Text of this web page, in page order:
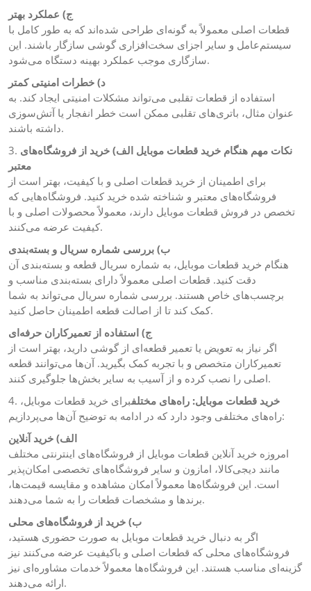
ج) عملکرد بهتر
قطعات اصلی معمولاً به گونه‌ای طراحی شده‌اند که به طور کامل با
سیستم‌عامل و سایر اجزای سخت‌افزاری گوشی سازگار باشند. این
سازگاری موجب عملکرد بهینه دستگاه می‌شود.
د) خطرات امنیتی کمتر
استفاده از قطعات تقلبی می‌تواند مشکلات امنیتی ایجاد کند. به
عنوان مثال، باتری‌های تقلبی ممکن است خطر انفجار یا آتش‌سوزی
داشته باشند.
3.
نکات مهم هنگام خرید قطعات موبایل الف) خرید از فروشگاه‌های
معتبر
برای اطمینان از خرید قطعات اصلی و با کیفیت، بهتر است از
فروشگاه‌های معتبر و شناخته شده خرید کنید. فروشگاه‌هایی که
تخصص در فروش قطعات موبایل دارند، معمولاً محصولات اصلی و با
کیفیت عرضه می‌کنند.
ب) بررسی شماره سریال و بسته‌بندی
هنگام خرید قطعات موبایل، به شماره سریال قطعه و بسته‌بندی آن
دقت کنید. قطعات اصلی معمولاً دارای بسته‌بندی مناسب و
برچسب‌های خاص هستند. بررسی شماره سریال می‌تواند به شما
کمک کند تا از اصالت قطعه اطمینان حاصل کنید.
ج) استفاده از تعمیرکاران حرفه‌ای
اگر نیاز به تعویض یا تعمیر قطعه‌ای از گوشی دارید، بهتر است از
تعمیرکاران متخصص و با تجربه کمک بگیرید. آن‌ها می‌توانند قطعه
اصلی را نصب کرده و از آسیب به سایر بخش‌ها جلوگیری کنند.
4.
خرید قطعات موبایل: راه‌های مختلفبرای خرید قطعات موبایل،
راه‌های مختلفی وجود دارد که در ادامه به توضیح آن‌ها می‌پردازیم:
الف) خرید آنلاین
امروزه خرید آنلاین قطعات موبایل از فروشگاه‌های اینترنتی مختلف
مانند دیجی‌کالا، امازون و سایر فروشگاه‌های تخصصی امکان‌پذیر
است. این فروشگاه‌ها معمولاً امکان مشاهده و مقایسه قیمت‌ها،
برندها و مشخصات قطعات را به شما می‌دهند.
ب) خرید از فروشگاه‌های محلی
اگر به دنبال خرید قطعات موبایل به صورت حضوری هستید،
فروشگاه‌های محلی که قطعات اصلی و باکیفیت عرضه می‌کنند نیز
گزینه‌ای مناسب هستند. این فروشگاه‌ها معمولاً خدمات مشاوره‌ای نیز
ارائه می‌دهند.